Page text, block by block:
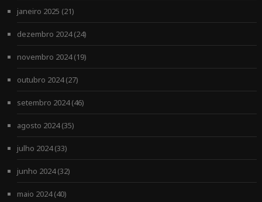
janeiro 2025 (21)
dezembro 2024(24)
novembro 2024(19)
outubro 2024(27)
setembro 2024(46)
agosto 2024(35)
julho 2024(33)
junho 2024(32)
maio 2024(40)